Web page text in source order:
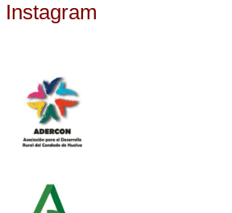
Instagram